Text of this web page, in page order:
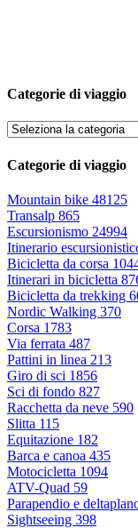
Categorie di viaggio
Categorie di viaggio
Mountain bike 48125
Transalp 865
Escursionismo 24994
Itinerario
Bicicletta da corsa
Itinerari in bicicletta
Bicicletta da trekking
Nordic Walking 370
Corsa 1783
Via ferrata 487
Pattini in linea 213
Giro di sci 1856
Sci di fondo 827
Racchetta da neve 590
Slitta 115
Equitazione 182
Barca e canoa 435
Motocicletta 1094
ATV-Quad 59
Parapendio e
Sightseeing 398